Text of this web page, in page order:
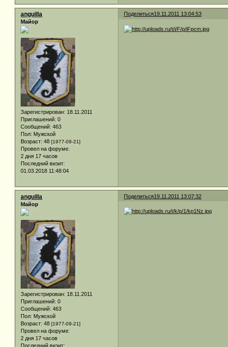
Поделиться19.11.2011 13:04:53
anguilla
Майор
Зарегистрирован: 18.11.2011
Приглашений: 0
Сообщений: 463
Пол: Мужской
Возраст: 48 [1977-09-21]
Провел на форуме:
2 дня 17 часов
Последний визит:
01.03.2018 11:48:04
Поделиться19.11.2011 13:07:32
anguilla
Майор
Зарегистрирован: 18.11.2011
Приглашений: 0
Сообщений: 463
Пол: Мужской
Возраст: 48 [1977-09-21]
Провел на форуме:
2 дня 17 часов
Последний визит: